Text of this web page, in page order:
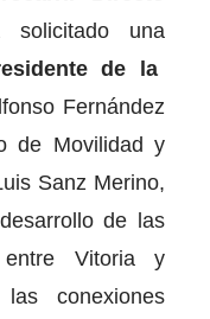
una
de la
Fernández
de Movilidad y
Sanz Merino,
de las
entre Vitoria y
conexiones